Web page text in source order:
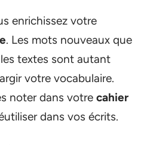
enrichissez votre
. Les mots nouveaux que
textes sont autant
votre vocabulaire.
noter dans votre cahier
dans vos écrits.